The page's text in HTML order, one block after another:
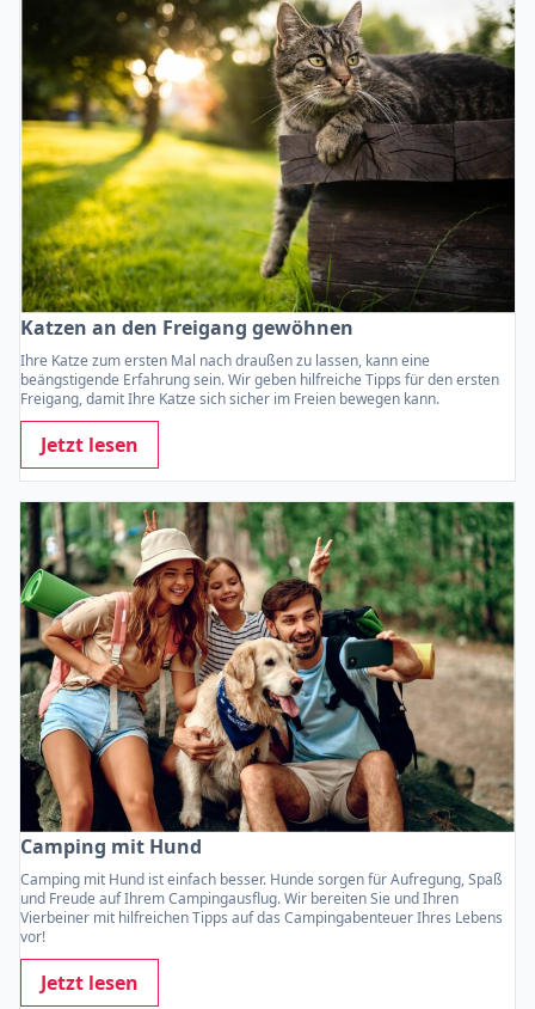
Katzen an den Freigang gewöhnen
Ihre Katze zum ersten Mal nach draußen zu lassen, kann eine
beängstigende Erfahrung sein. Wir geben hilfreiche Tipps für den ersten
Freigang, damit Ihre Katze sich sicher im Freien bewegen kann.
Jetzt lesen
Camping mit Hund
Camping mit Hund ist einfach besser. Hunde sorgen für Aufregung, Spaß
und Freude auf Ihrem Campingausflug. Wir bereiten Sie und Ihren
Vierbeiner mit hilfreichen Tipps auf das Campingabenteuer Ihres Lebens
vor!
Jetzt lesen